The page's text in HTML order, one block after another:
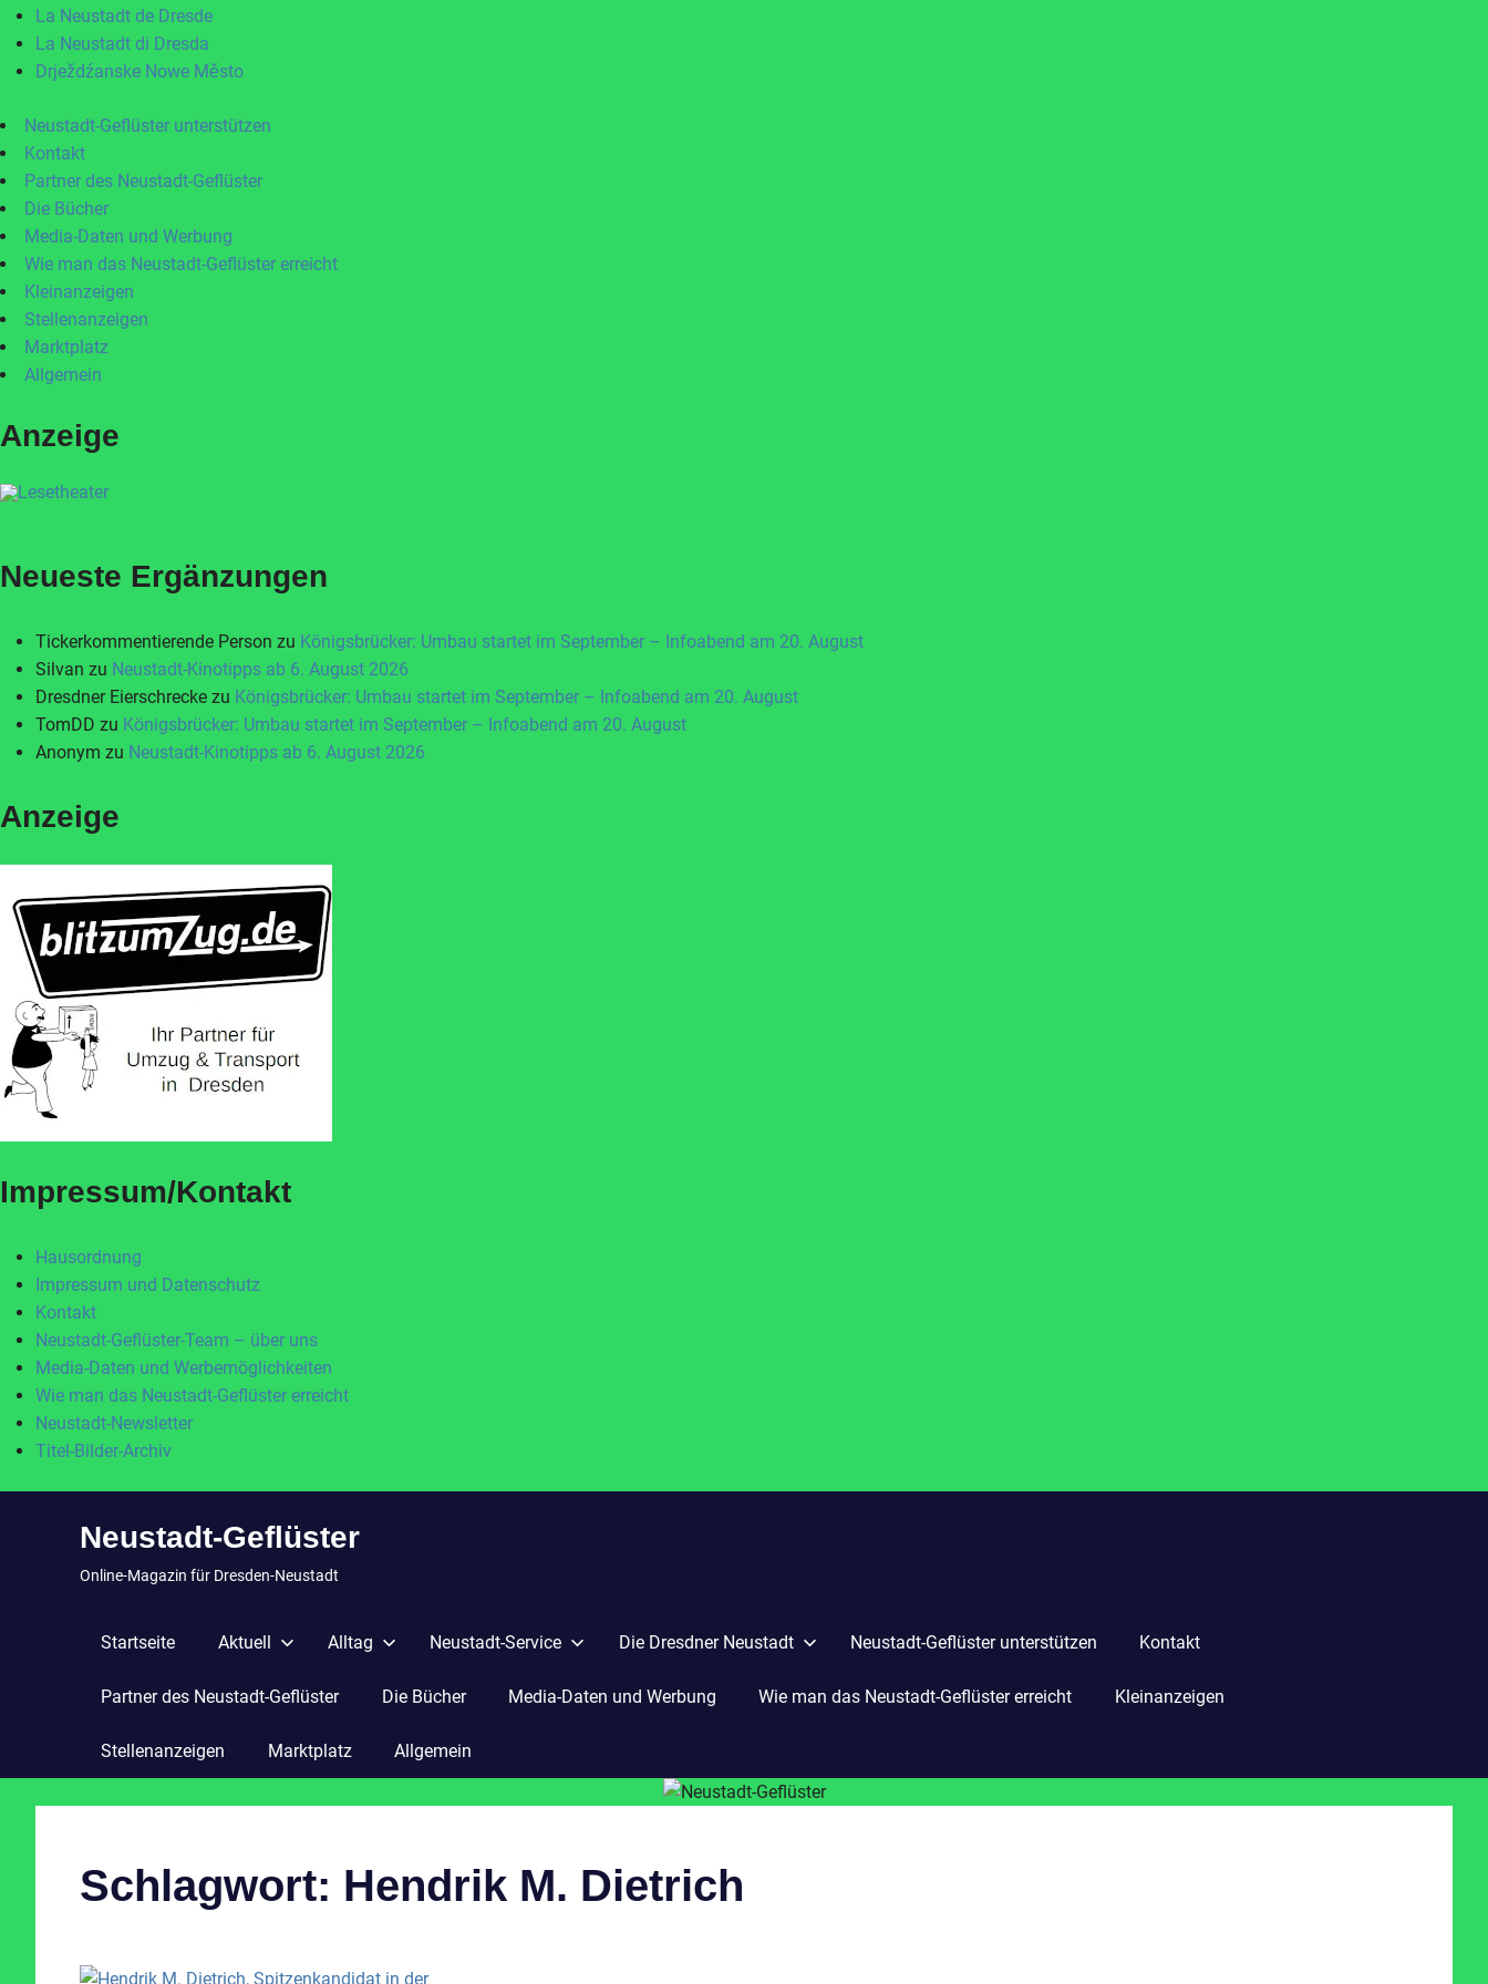
La Neustadt de Dresde
La Neustadt di Dresda
Drježdźanske Nowe Město
Neustadt-Geflüster unterstützen
Kontakt
Partner des Neustadt-Geflüster
Die Bücher
Media-Daten und Werbung
Wie man das Neustadt-Geflüster erreicht
Kleinanzeigen
Stellenanzeigen
Marktplatz
Allgemein
Anzeige
Neueste Ergänzungen
Tickerkommentierende Person zu Königsbrücker: Umbau startet im September – Infoabend am 20. August
Silvan zu Neustadt-Kinotipps ab 6. August 2026
Dresdner Eierschrecke zu Königsbrücker: Umbau startet im September – Infoabend am 20. August
TomDD zu Königsbrücker: Umbau startet im September – Infoabend am 20. August
Anonym zu Neustadt-Kinotipps ab 6. August 2026
Anzeige
Impressum/Kontakt
Hausordnung
Impressum und Datenschutz
Kontakt
Neustadt-Geflüster-Team – über uns
Media-Daten und Werbemöglichkeiten
Wie man das Neustadt-Geflüster erreicht
Neustadt-Newsletter
Titel-Bilder-Archiv
Neustadt-Geflüster
Online-Magazin für Dresden-Neustadt
Startseite Aktuell Alltag Neustadt-Service Die Dresdner Neustadt Neustadt-Geflüster unterstützen Kontakt
Partner des Neustadt-Geflüster Die Bücher Media-Daten und Werbung Wie man das Neustadt-Geflüster erreicht Kleinanzeigen
Stellenanzeigen Marktplatz Allgemein
Schlagwort: Hendrik M. Dietrich